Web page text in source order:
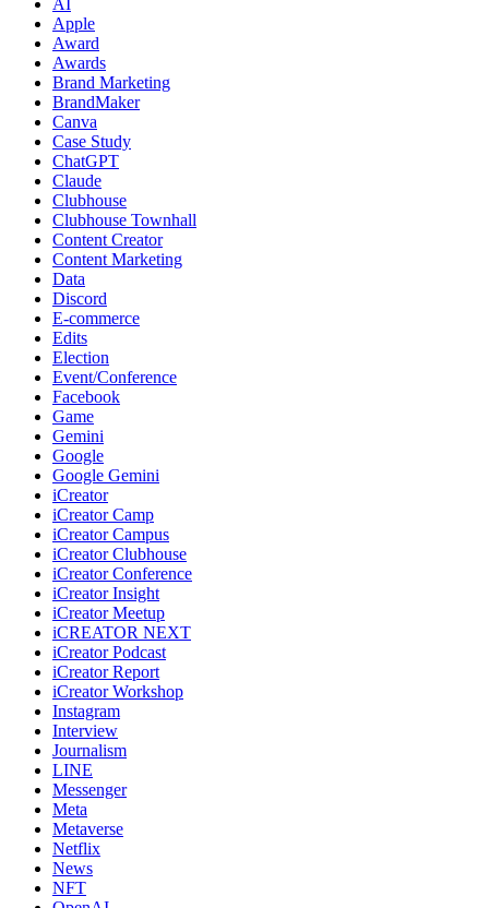
Apple
Award
Awards
Brand Marketing
BrandMaker
Canva
Case Study
ChatGPT
Claude
Clubhouse
Clubhouse Townhall
Content Creator
Content Marketing
Data
Discord
E-commerce
Edits
Election
Event/Conference
Facebook
Game
Gemini
Google
Google Gemini
iCreator
iCreator Camp
iCreator Campus
iCreator Clubhouse
iCreator Conference
iCreator Insight
iCreator Meetup
iCREATOR NEXT
iCreator Podcast
iCreator Report
iCreator Workshop
Instagram
Interview
Journalism
LINE
Messenger
Meta
Metaverse
Netflix
News
NFT